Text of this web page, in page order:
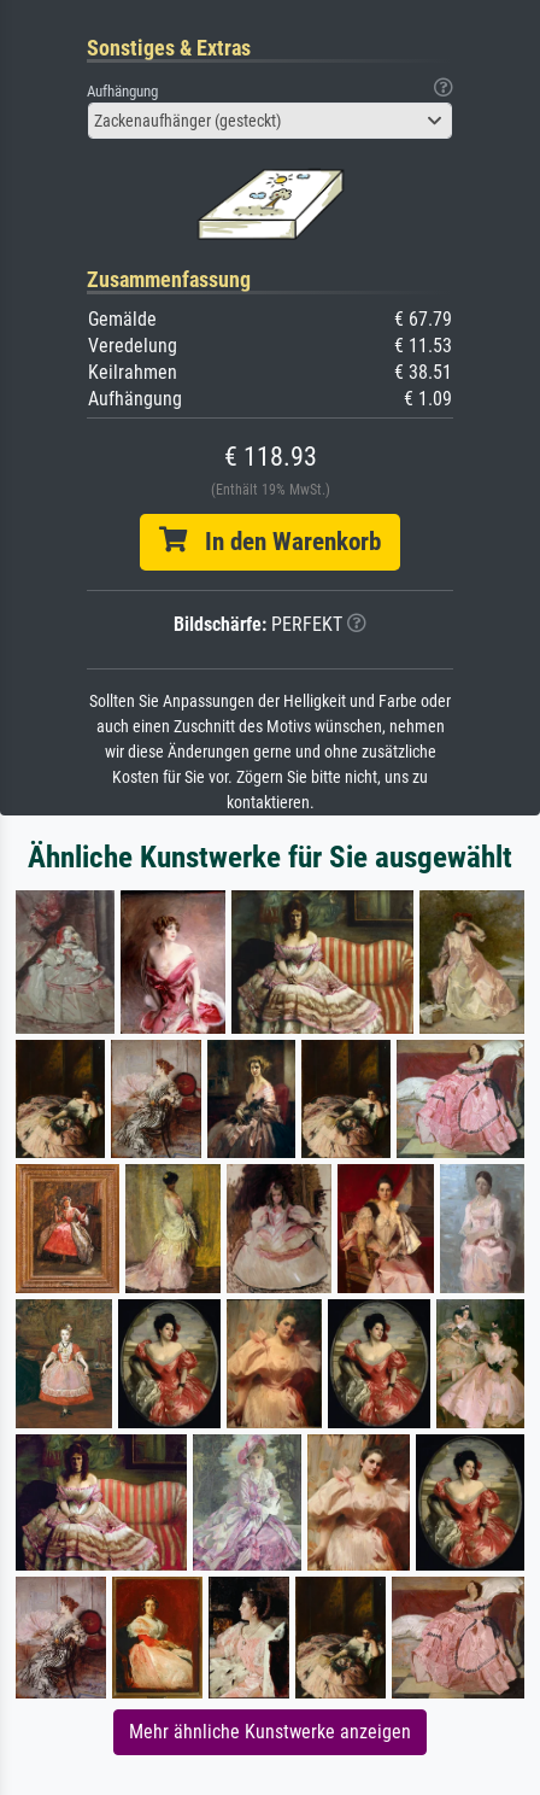
Sonstiges & Extras
Aufhängung
Zackenaufhänger (gesteckt)
Zusammenfassung
Gemälde
€ 67.79
Veredelung
€ 11.53
Keilrahmen
€ 38.51
Aufhängung
€ 1.09
€ 118.93
(Enthält 19% MwSt.)
In den Warenkorb
Bildschärfe: PERFEKT
Sollten Sie Anpassungen der Helligkeit und Farbe oder
auch einen Zuschnitt des Motivs wünschen, nehmen
wir diese Änderungen gerne und ohne zusätzliche
Kosten für Sie vor. Zögern Sie bitte nicht, uns zu
kontaktieren.
Ähnliche Kunstwerke für Sie ausgewählt
Mehr ähnliche Kunstwerke anzeigen